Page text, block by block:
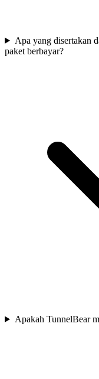
Apa yang disertakan
paket berbayar?
Apakah TunnelBear